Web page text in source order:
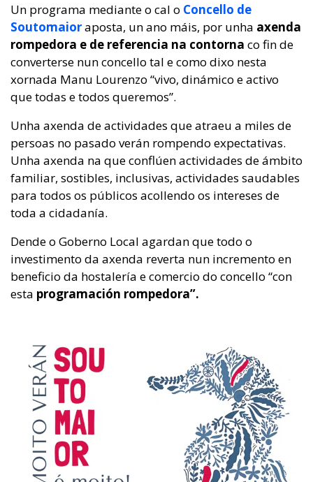
Un programa mediante o cal o Concello de
Soutomaioraposta, un ano máis, por unha axenda
rompedora e de referencia na contorna co fin de
converterse nun concello tal e como dixo nesta
xornada Manu Lourenzo “vivo, dinámico e activo
que todas e todos queremos”.
Unha axenda de actividades que atraeu a miles de
persoas no pasado verán rompendo expectativas.
Unha axenda na que conflúen actividades de ámbito
familiar, sostibles, inclusivas, actividades saudables
para todos os públicos acollendo os intereses de
toda a cidadanía.
Dende o Goberno Local agardan que todo o
investimento da axenda reverta nun incremento en
beneficio da hostalería e comercio do concello “con
esta programación rompedora”.